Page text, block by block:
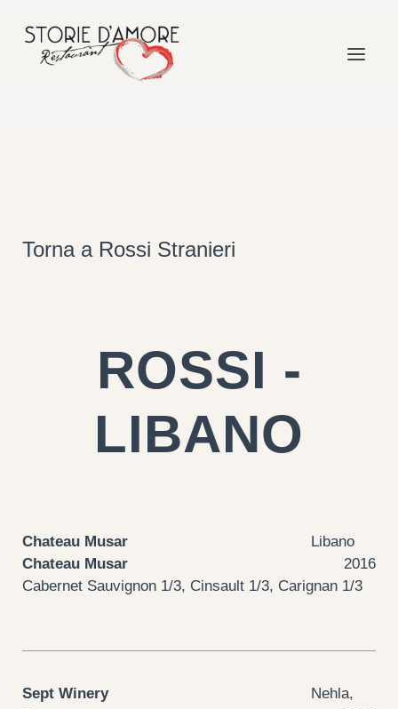
Torna a Rossi Stranieri
ROSSI -
LIBANO
Chateau Musar
Libano
2016
Chateau Musar
Cabernet Sauvignon 1/3, Cinsault 1/3, Carignan 1/3
Sept Winery
Nehla,